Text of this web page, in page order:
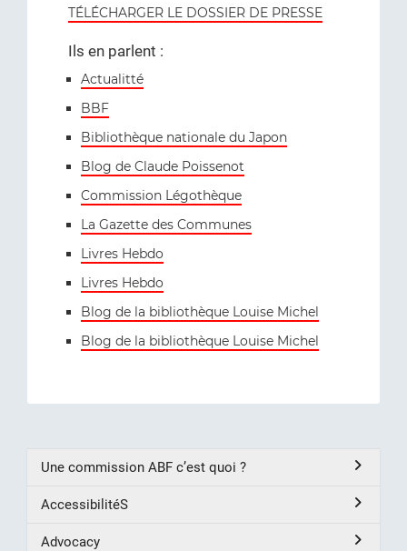
TÉLÉCHARGER LE DOSSIER DE PRESSE
Ils en parlent :
Actualitté
BBF
Bibliothèque nationale du Japon
Blog de Claude Poissenot
Commission Légothèque
La Gazette des Communes
Livres Hebdo
Livres Hebdo
Blog de la bibliothèque Louise Michel
Blog de la bibliothèque Louise Michel
Une commission ABF c’est quoi ?
AccessibilitéS
Advocacy